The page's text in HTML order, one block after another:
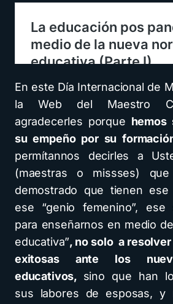
En este Día Internacional de
la Web del Maestro
agradecerles porque hemos
su empeño por su
permítannos decirles a
(maestras o missses)
demostrado que tienen ese
ese “genio femenino”, ese
para enseñarnos en medio
educativa”, no solo a
exitosas ante los
educativos, sino que han
sus labores de esposas, y